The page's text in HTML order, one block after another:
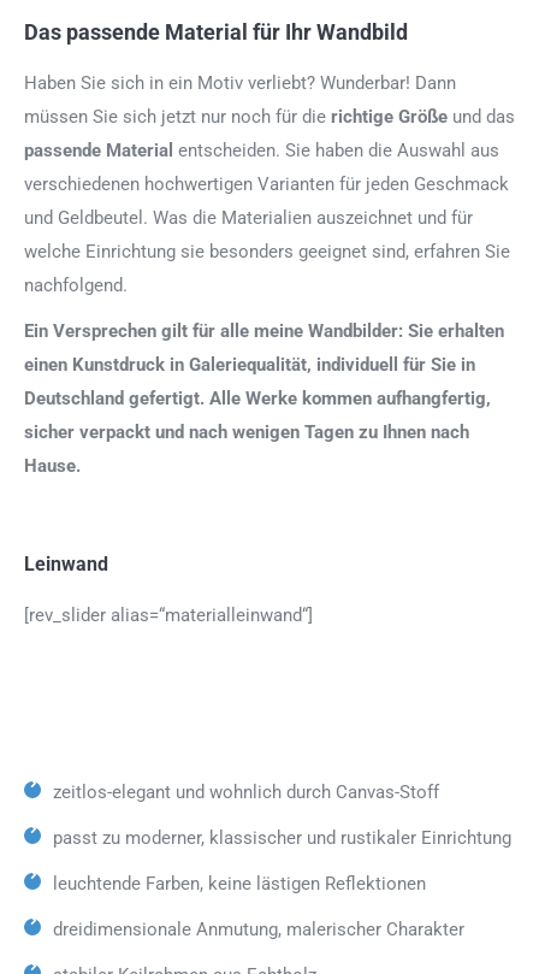
Das passende Material für Ihr Wandbild
Haben Sie sich in ein Motiv verliebt? Wunderbar! Dann
müssen Sie sich jetzt nur noch für die richtige Größe und das
passende Material entscheiden. Sie haben die Auswahl aus
verschiedenen hochwertigen Varianten für jeden Geschmack
und Geldbeutel. Was die Materialien auszeichnet und für
welche Einrichtung sie besonders geeignet sind, erfahren Sie
nachfolgend.
Ein Versprechen gilt für alle meine Wandbilder: Sie erhalten
einen Kunstdruck in Galeriequalität, individuell für Sie in
Deutschland gefertigt. Alle Werke kommen aufhangfertig,
sicher verpackt und nach wenigen Tagen zu Ihnen nach
Hause.
Leinwand
[rev_slider alias=“materialleinwand“]
zeitlos-elegant und wohnlich durch Canvas-Stoff
passt zu moderner, klassischer und rustikaler Einrichtung
leuchtende Farben, keine lästigen Reflektionen
dreidimensionale Anmutung, malerischer Charakter